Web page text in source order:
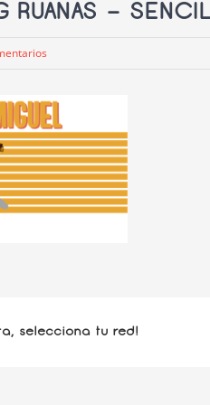
RUANAS –
selecciona tu red!